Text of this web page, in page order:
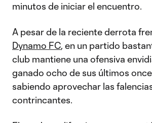
minutos de iniciar el encuentro.
A pesar de la reciente derrota
Dynamo FC, en un partido
club mantiene una ofensiva
ganado ocho de sus últimos
sabiendo aprovechar las
contrincantes.